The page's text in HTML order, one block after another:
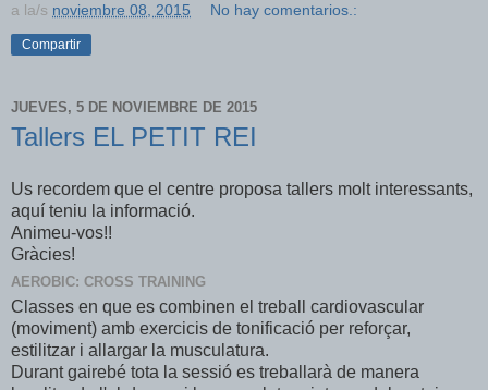
a la/s noviembre 08, 2015 No hay comentarios.:
Compartir
JUEVES, 5 DE NOVIEMBRE DE 2015
Tallers EL PETIT REI
Us recordem que el centre proposa tallers molt interessants,
aquí teniu la informació.
Animeu-vos!!
Gràcies!
AEROBIC: CROSS TRAINING
Classes en que es combinen el treball cardiovascular
(moviment) amb exercicis de tonificació per reforçar,
estilitzar i allargar la musculatura.
Durant gairebé tota la sessió es treballarà de manera